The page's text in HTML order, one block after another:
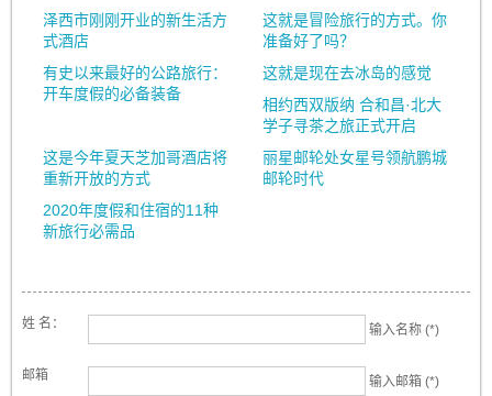
泽西市刚刚开业的新生活方
式酒店
这就是冒险旅行的方式。你
准备好了吗？
有史以来最好的公路旅行：
开车度假的必备装备
这就是现在去冰岛的感觉
相约西双版纳 合和昌·北大
学子寻茶之旅正式开启
这是今年夏天芝加哥酒店将
重新开放的方式
丽星邮轮处女星号领航鹏城
邮轮时代
2020年度假和住宿的11种
新旅行必需品
姓 名： 输入名称 (*)
邮箱 输入邮箱 (*)